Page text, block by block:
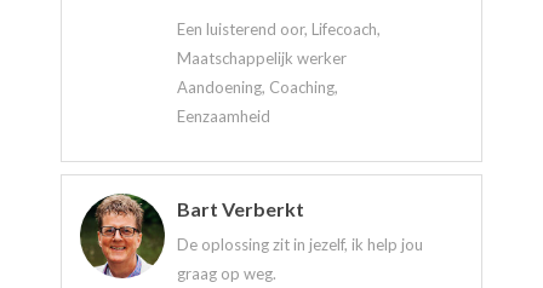
Een luisterend oor, Lifecoach,
Maatschappelijk werker
Aandoening, Coaching,
Eenzaamheid
Bart Verberkt
De oplossing zit in jezelf, ik help jou
graag op weg.